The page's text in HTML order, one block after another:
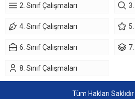
2. Sınıf Çalışmaları 3.
4. Sınıf Çalışmaları
6. Sınıf Çalışmaları
8. Sınıf Çalışmaları
Tüm Hakları